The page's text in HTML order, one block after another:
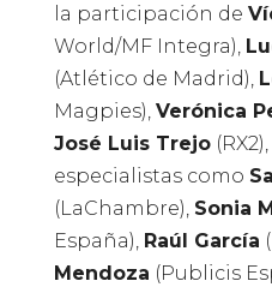
la participación de
World/MF Integra),
(Atlético de Madrid),
Magpies), Verónica
José Luis Trejo
especialistas como
(LaChambre), Sonia
España), Raúl García
Mendoza (Publicis